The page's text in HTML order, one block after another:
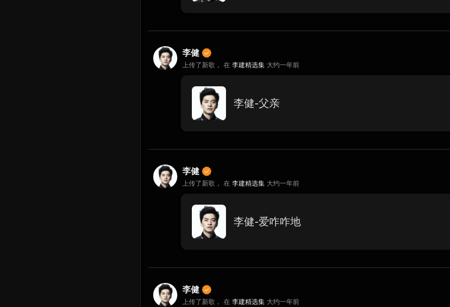
李健
上传了新歌， 在 李建精选集 大约一年前
李健-父亲
李健
上传了新歌， 在 李建精选集 大约一年前
李健-爱咋咋地
李健
上传了新歌， 在 李建精选集 大约一年前